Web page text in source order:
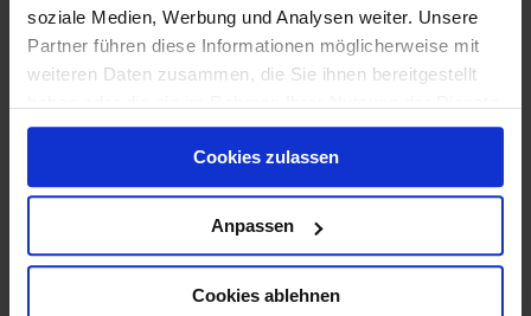
soziale Medien, Werbung und Analysen weiter. Unsere
Partner führen diese Informationen möglicherweise mit
weiteren Daten zusammen, die Sie ihnen bereitgestellt
gesammelt haben.
Cookies zulassen
Anpassen
Cookies ablehnen